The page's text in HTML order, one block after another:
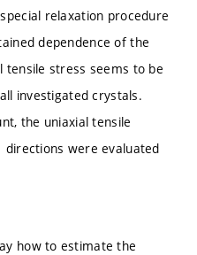
relaxation procedure
dependence of the
stress seems to be
investigated crystals.
the uniaxial tensile
directions were evaluated
how to estimate the